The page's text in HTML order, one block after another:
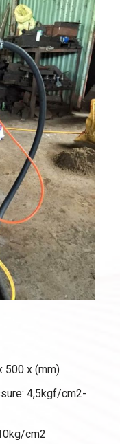
500 x (mm)
4,5kgf/cm2-
cm2